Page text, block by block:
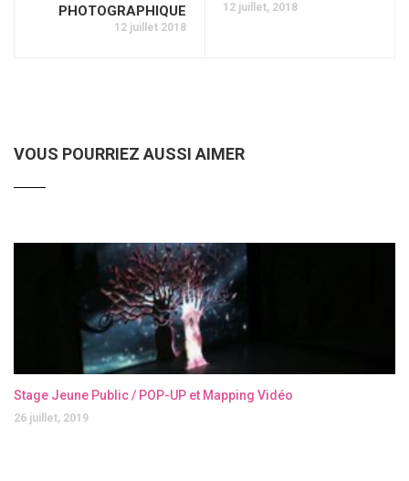
PHOTOGRAPHIQUE
12 juillet 2018
12 juillet, 2018
VOUS POURRIEZ AUSSI AIMER
Stage Jeune Public / POP-UP et Mapping Vidéo
26 juillet, 2019